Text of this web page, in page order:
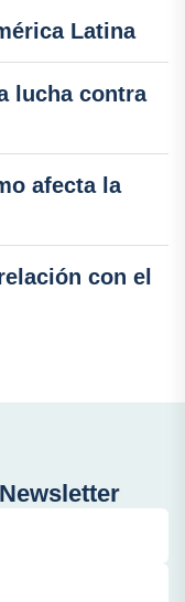
Latina
lucha contra
afecta la
con el